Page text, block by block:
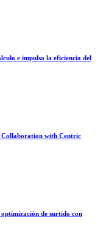
e impulsa la eficiencia del
Collaboration with Centric
de surtido con